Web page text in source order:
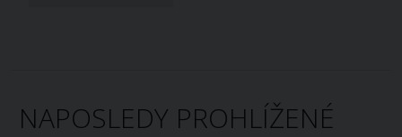
NAPOSLEDY PROHLÍŽENÉ